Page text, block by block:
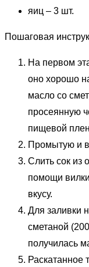
яиц – 3 шт.
Пошаговая
На первом
оно хорошо
масло со
просеянную
пищевой
Промытую и
Слить сок из
помощи
вкусу.
Для заливки
сметаной
получилась
Раскатанное